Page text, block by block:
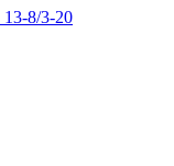
13-8/3-20